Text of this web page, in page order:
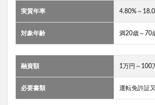
実質年率 4.80%～
対象年齢 満20歳～70
融資額 1万円～100
必要書類 運転免許証